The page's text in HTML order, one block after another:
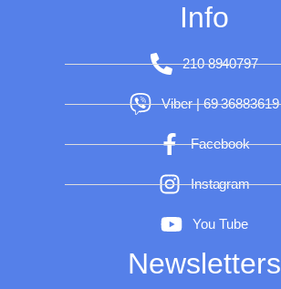
Info
210 8940797
Viber | 69 36883619
Facebook
Instagram
You Tube
Newsletters